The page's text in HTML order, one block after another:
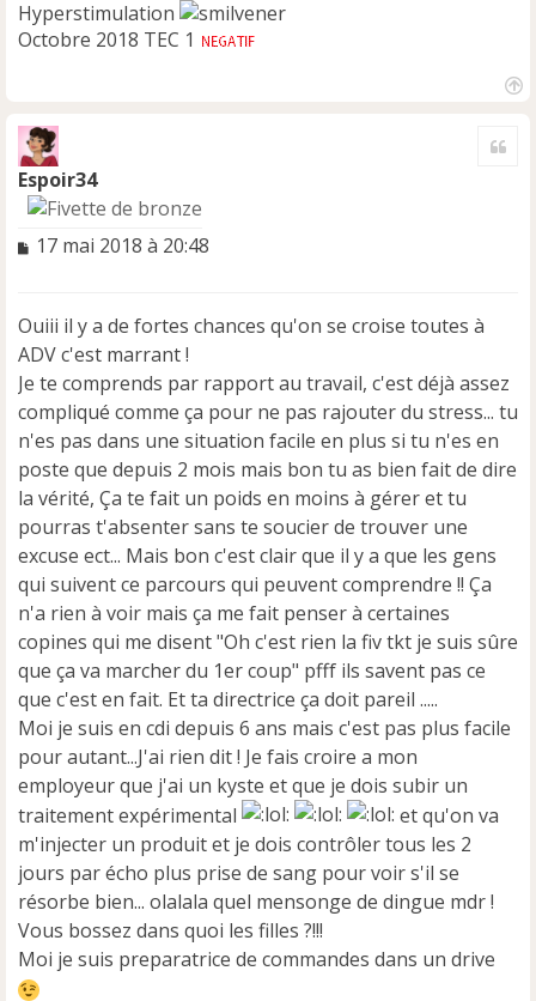
Hyperstimulation
Octobre 2018 TEC 1
Espoir34
M
a
g
e
n
o
n
l
u
17 mai 2018 à 20:48
Ouiii il y a de fortes chances qu'on se croise toutes à
ADV c'est marrant !
Je te comprends par rapport au travail, c'est déjà assez
compliqué comme ça pour ne pas rajouter du stress... tu
n'es pas dans une situation facile en plus si tu n'es en
poste que depuis 2 mois mais bon tu as bien fait de dire
la vérité, Ça te fait un poids en moins à gérer et tu
pourras t'absenter sans te soucier de trouver une
excuse ect... Mais bon c'est clair que il y a que les gens
qui suivent ce parcours qui peuvent comprendre !! Ça
n'a rien à voir mais ça me fait penser à certaines
copines qui me disent "Oh c'est rien la fiv tkt je suis sûre
que ça va marcher du 1er coup" pfff ils savent pas ce
que c'est en fait. Et ta directrice ça doit pareil .....
Moi je suis en cdi depuis 6 ans mais c'est pas plus facile
pour autant...J'ai rien dit ! Je fais croire a mon
employeur que j'ai un kyste et que je dois subir un
traitement expérimental
et qu'on va
m'injecter un produit et je dois contrôler tous les 2
jours par écho plus prise de sang pour voir s'il se
résorbe bien... olalala quel mensonge de dingue mdr !
Vous bossez dans quoi les filles ?!!!
Moi je suis preparatrice de commandes dans un drive